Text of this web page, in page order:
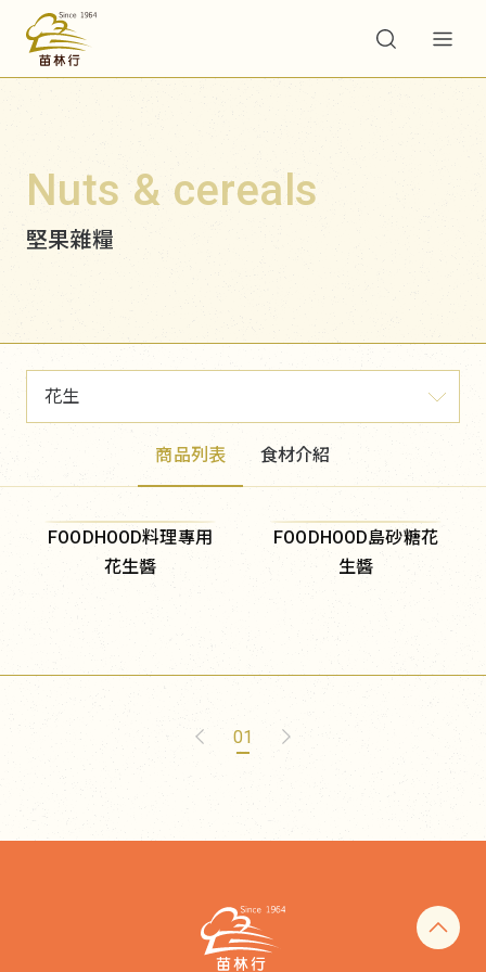
Nuts & cereals
堅果雜糧
花生
商品列表 食材介紹
FOODHOOD料理專用
花生醬
FOODHOOD島砂糖花
生醬
01